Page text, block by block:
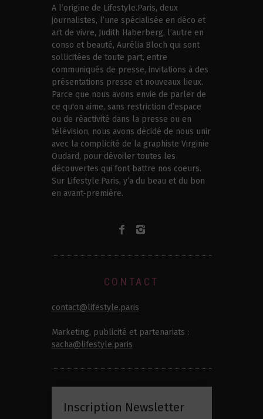
A l’origine de Lifestyle.Paris, deux
journalistes, l’une spécialisée en déco et
art de vivre, Judith Haberberg, l’autre en
conso et beauté, Aurélia Bloch qui sont
sollicitées de toute part, entre
communiqués de presse, invitations à des
présentations presse et nouveaux lieux.
Parce que nous avons envie de parler de
ce qu'on aime, sans restriction d’espace
ou de réactivité dans la presse ou en
télévision, nous avons décidé de nous unir
avec la complicité de la graphiste Virginie
Oudard, pour dévoiler toutes les
découvertes qui font battre nos coeurs.
Sur Lifestyle.Paris, y’a du beau et du bon
en avant-première.
CONTACT
contact@lifestyle.paris
Marketing, publicité et partenariats :
sacha@lifestyle.paris
Inscription Newsletter